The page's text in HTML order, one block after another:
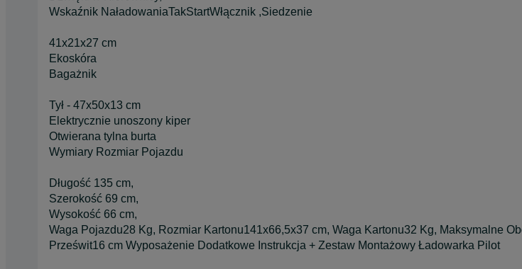
Wskaźnik NaładowaniaTakStartWłącznik ,Siedzenie
41x21x27 cm
Ekoskóra
Bagażnik
Tył - 47x50x13 cm
Elektrycznie unoszony kiper
Otwierana tylna burta
Wymiary Rozmiar Pojazdu
Długość 135 cm,
Szerokość 69 cm,
Wysokość 66 cm,
Waga Pojazdu28 Kg, Rozmiar Kartonu141x66,5x37 cm, Waga Kartonu32 Kg, Maksymalne
Prześwit16 cm Wyposażenie Dodatkowe Instrukcja + Zestaw Montażowy Ładowarka Pilot